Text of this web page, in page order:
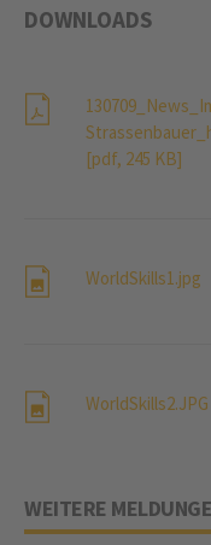
DOWNLOADS
[pdf, 245 KB]
WorldSkills1.jpg
WorldSkills2.JPG
WEITERE